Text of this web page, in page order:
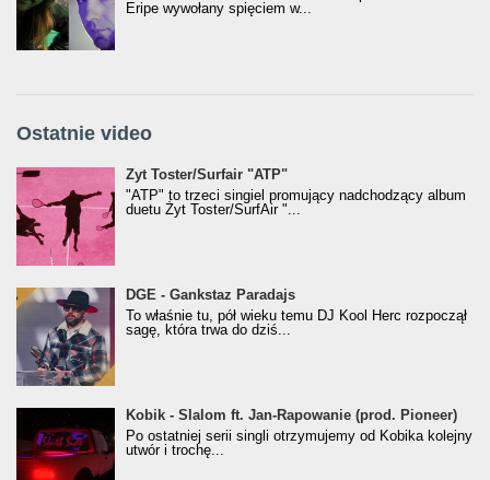
Eripe wywołany spięciem w...
Ostatnie video
Żyt Toster/SurfAir - ATP VIDEO
Żyt Toster/Surfair "ATP"
"ATP" to trzeci singiel promujący nadchodzący album
duetu Żyt Toster/SurfAir "...
donGURALesko z nagrodą za
Klasyczny/Trueschoolowy Album Roku
(Popkillery 2023)
DGE - Gankstaz Paradajs
To właśnie tu, pół wieku temu DJ Kool Herc rozpoczął
sagę, która trwa do dziś...
Kobik - Slalom ft. Jan-Rapowanie (prod. Pioneer)
[Official Music Visualiser]
Kobik - Slalom ft. Jan-Rapowanie (prod. Pioneer)
Po ostatniej serii singli otrzymujemy od Kobika kolejny
utwór i trochę...